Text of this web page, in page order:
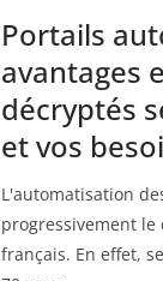
Portails
avantages
décryptés
et vos
L'automatisation
progressivement
français. En effet,